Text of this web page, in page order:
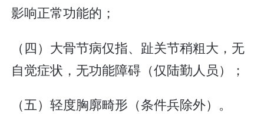
影响正常功能的；
（四）大骨节病仅指、趾关节稍粗大，无
自觉症状，无功能障碍（仅陆勤人员）；
（五）轻度胸廓畸形（条件兵除外）。